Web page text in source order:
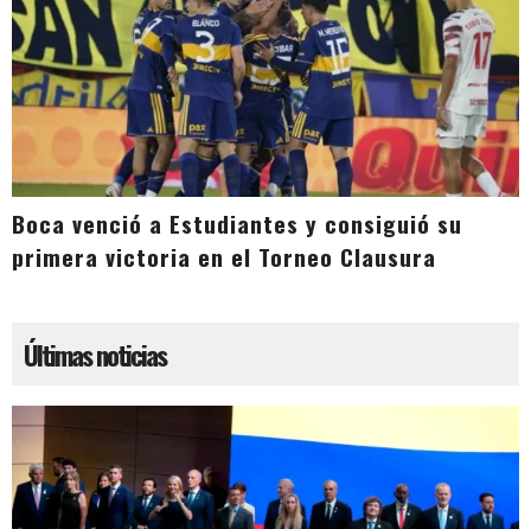
Boca venció a Estudiantes y consiguió su
primera victoria en el Torneo Clausura
Últimas noticias